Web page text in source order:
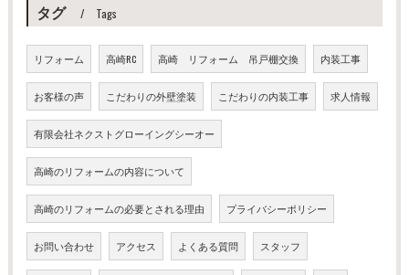
タグ Tags
リフォーム 高崎RC 高崎 リフォーム 吊戸棚交換 内装工事
お客様の声 こだわりの外壁塗装 こだわりの内装工事 求人情報
有限会社ネクストグローイングシーオー
高崎のリフォームの内容について
高崎のリフォームの必要とされる理由 プライバシーポリシー
お問い合わせ アクセス よくある質問 スタッフ